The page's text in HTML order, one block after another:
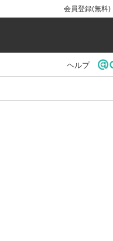
会員登録(無料)
ヘルプ